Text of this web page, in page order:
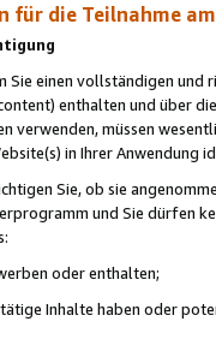
für die Teilnahme
Sie einen vollständigen
enthalten und über
verwenden, müssen
in Ihrer Anwendung
Sie, ob sie
und Sie dürfen
oder enthalten;
Inhalte haben oder